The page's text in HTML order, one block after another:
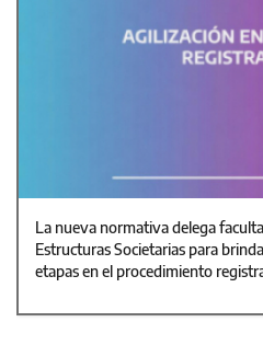
La nueva normativa delega
Estructuras Societarias para
etapas en el procedimiento